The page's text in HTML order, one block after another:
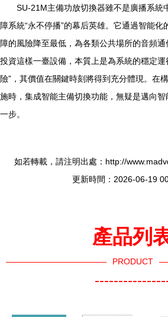
SU-21M主備功放切換器雖不是廣播系統
障系統“永不停播”的幕后英雄。它通過智能
障的風險降至最低，為各類公共場所的音頻通
投資這樣一臺設備，本質上是為系統的穩定
險”，其價值在關鍵時刻將得到充分體現。在
施時，集成智能主備切換功能，無疑是邁向
一步。
如若轉載，請注明出處：http://
更新時間：2026-06-19
產品列
PRODUCT